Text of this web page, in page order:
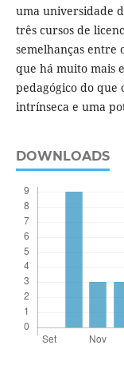
uma universidade
três cursos de
semelhanças entre
que há muito mais
pedagógico do
intrínseca e uma
DOWNLOADS